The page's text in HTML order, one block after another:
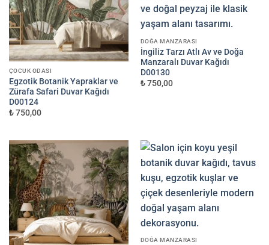
ALAN
—
M² FIYATI
1.000 ₺
3 YAPAY ZEKA GÖRSELINIZI EKLEYIN
Görselinizi yüklemek için tıklayın
JPG, PNG veya WEBP — maks 10 MB
E-posta ile de gönderebilirsiniz:
info@dekoros.com
NOTLAR
ÇOCUK ODASI
Egzotik Botanik Yapraklar ve
Zürafa Safari Duvar Kağıdı
D00124
₺ 750,00
DOĞA MANZARASI
İngiliz Tarzı Atlı Av ve Doğa
Manzaralı Duvar Kağıdı
D00130
₺ 750,00
DOĞA MANZARASI